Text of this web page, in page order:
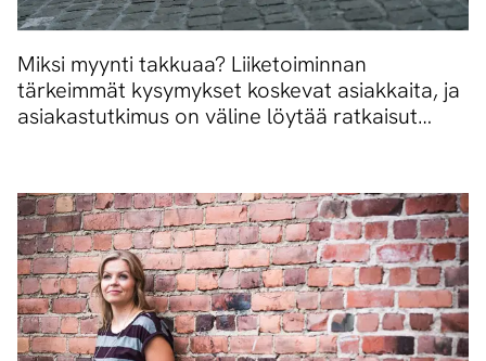
Miksi myynti takkuaa? Liiketoiminnan
tärkeimmät kysymykset koskevat asiakkaita, ja
asiakastutkimus on väline löytää ratkaisut